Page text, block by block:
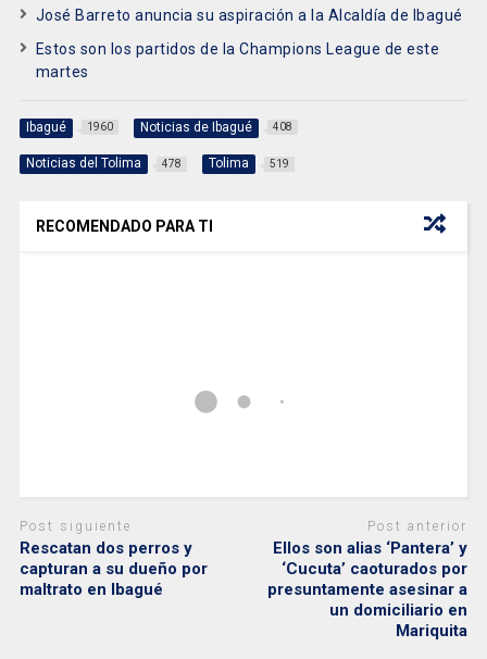
José Barreto anuncia su aspiración a la Alcaldía de Ibagué
Estos son los partidos de la Champions League de este
martes
Ibagué 1960 Noticias de Ibagué 408
Noticias del Tolima 478 Tolima 519
RECOMENDADO PARA TI
Post siguiente
Rescatan dos perros y
capturan a su dueño por
maltrato en Ibagué
Post anterior
Ellos son alias ‘Pantera’ y
‘Cucuta’ caoturados por
presuntamente asesinar a
un domiciliario en
Mariquita